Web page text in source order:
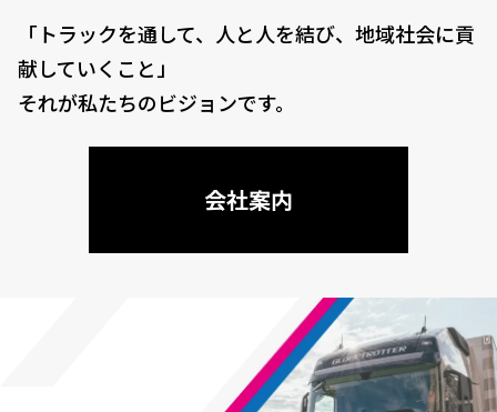
「トラックを通して、人と人を結び、地域社会に貢
献していくこと」
それが私たちのビジョンです。
会社案内